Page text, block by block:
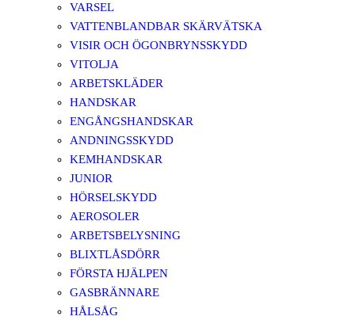
VARSEL
VATTENBLANDBAR SKÄRVÄTSKA
VISIR OCH ÖGONBRYNSSKYDD
VITOLJA
ARBETSKLÄDER
HANDSKAR
ENGÅNGSHANDSKAR
ANDNINGSSKYDD
KEMHANDSKAR
JUNIOR
HÖRSELSKYDD
AEROSOLER
ARBETSBELYSNING
BLIXTLÅSDÖRR
FÖRSTA HJÄLPEN
GASBRÄNNARE
HÅLSÅG